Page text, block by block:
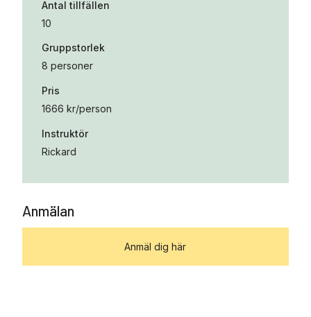
Antal tillfällen
10
Gruppstorlek
8 personer
Pris
1666 kr/person
Instruktör
Rickard
Anmälan
Anmäl dig här